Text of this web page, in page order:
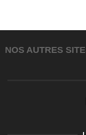
NOS AUTRES